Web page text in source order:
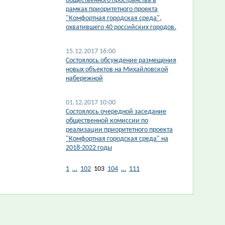
рамках приоритетного проекта
"Комфортная городская среда",
охватившего 40 российских городов.
15.12.2017 16:00
Состоялось обсуждение размещения
новых объектов на Михайловской
набережной
01.12.2017 10:00
Состоялось очередной заседание
общественной комиссии по
реализации приоритетного проекта
"Комфортная городская среда" на
2018-2022 годы
1 … 102 103 104 … 111